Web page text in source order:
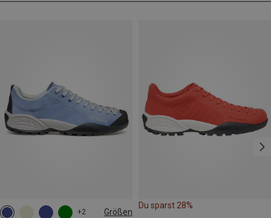
+2 Größen
Du sparst 28%